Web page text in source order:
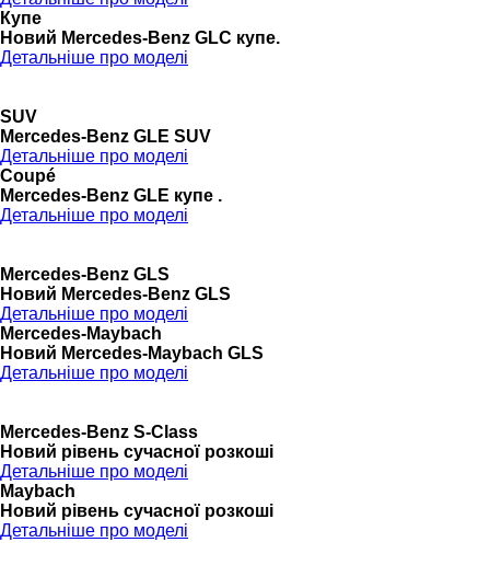
Купе
Новий Mercedes-Benz GLС купе.
Детальніше про моделі
SUV
Mercedes-Benz GLE SUV
Детальніше про моделі
Coupé
Mercedes-Benz GLE купе .
Детальніше про моделі
Mercedes-Benz GLS
Новий Mercedes-Benz GLS
Детальніше про моделі
Mercedes-Maybach
Новий Mercedes-Maybach GLS
Детальніше про моделі
Mercedes-Benz S-Class
Новий рівень сучасної розкоші
Детальніше про моделі
Maybach
Новий рівень сучасної розкоші
Детальніше про моделі